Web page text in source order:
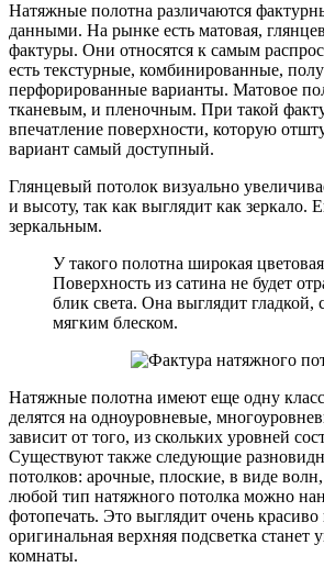
Натяжные полотна различаются
данными. На рынке есть матовая,
фактуры. Они относятся к самым
есть текстурные, комбинированные,
перфорированные варианты. Матовое
тканевым, и пленочным. При такой
впечатление поверхности, которую
вариант самый доступный.
Глянцевый потолок визуально
и высоту, так как выглядит как зеркало.
зеркальным.
У такого полотна широкая
Поверхность из сатина не будет
блик света. Она выглядит гладкой,
мягким блеском.
Натяжные полотна имеют еще одну
делятся на одноуровневые,
зависит от того, из скольких уровней
Существуют также следующие
потолков: арочные, плоские, в виде
любой тип натяжного потолка можно
фотопечать. Это выглядит очень
оригинальная верхняя подсветка
комнаты.